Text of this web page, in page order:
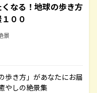
なる！地球の歩き方
００
景
歩き方」があなたにお届
やしの絶景集